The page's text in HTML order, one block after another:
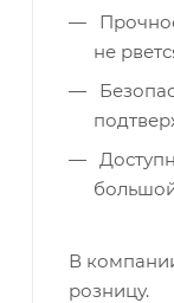
не
В
розницу.